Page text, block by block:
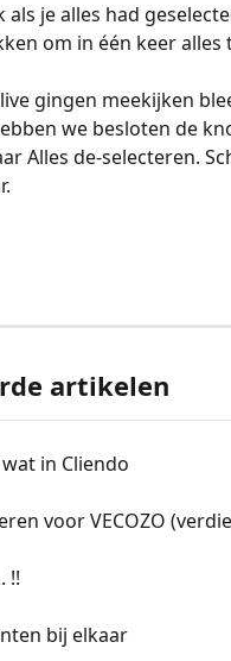
als je alles had
om in één keer alles
gingen meekijken
we besloten de
Alles de-selecteren.
artikelen
in Cliendo
voor VECOZO
!!
bij elkaar